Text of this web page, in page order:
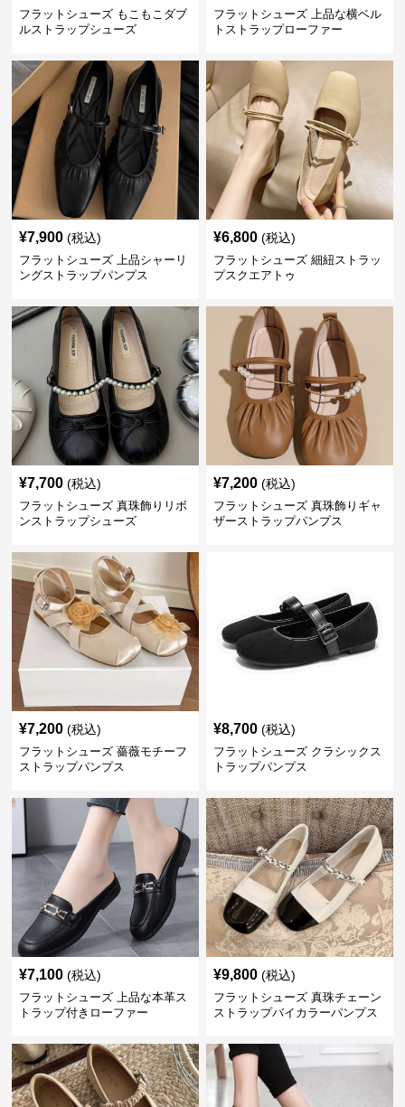
フラットシューズ もこもこダブ
ルストラップシューズ
フラットシューズ 上品な横ベル
トストラップローファー
¥7,900 (税込)
フラットシューズ 上品シャーリ
ングストラップパンプス
¥6,800 (税込)
フラットシューズ 細紐ストラッ
プスクエアトゥ
¥7,700 (税込)
フラットシューズ 真珠飾りリボ
ンストラップシューズ
¥7,200 (税込)
フラットシューズ 真珠飾りギャ
ザーストラップパンプス
¥7,200 (税込)
フラットシューズ 薔薇モチーフ
ストラップパンプス
¥8,700 (税込)
フラットシューズ クラシックス
トラップパンプス
¥7,100 (税込)
フラットシューズ 上品な本革ス
トラップ付きローファー
¥9,800 (税込)
フラットシューズ 真珠チェーン
ストラップバイカラーパンプス